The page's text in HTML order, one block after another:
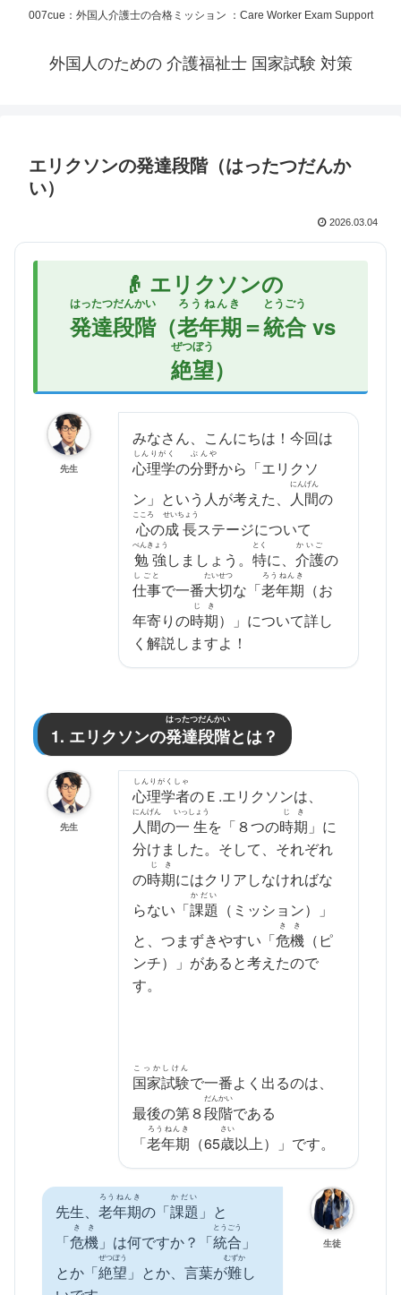
007cue：外国人介護士の合格ミッション ：Care Worker Exam Support
外国人のための 介護福祉士 国家試験 対策
エリクソンの発達段階（はったつだんか
い）
2026.03.04
👴 エリクソンの
発達段階
はったつだんかい
（老年期
ろうねんき
＝統合
とうごう
絶望
ぜつぼう
）
先生
みなさん、こんにちは！今回は
心理学
しんりがく
の分野
ぶんや
から「エリクソ
ン」という人が考えた、 人間
にんげん
の
心
こころ
の成長
せいちょう
ステージについて
勉強
べんきょう
しましょう。 特
とく
に、 介護
かいご
の
仕事
しごと
で一番大切
たいせつ
な「老年期
ろうねんき
（お
年寄りの時期
じき
）」について詳し
く解説しますよ！
1. エリクソンの発達段階
はったつだんかい
とは？
先生
心理学者
しんりがくしゃ
のＥ.エリクソンは、
人間
にんげん
の一生
いっしょう
を「８つの時期
じき
」に
分けました。そして、それぞれ
の時期
じき
にはクリアしなければな
らない「課題
かだい
（ミッション）」
と、つまずきやすい「危機
きき
（ピ
ンチ）」があると考えたので
す。
国家試験
こっかしけん
で一番よく出るのは、
最後の第８段階
だんかい
である
「老年期
ろうねんき
（65歳
さい
以上）」です。
生徒
先生、 老年期
ろうねんき
の「課題
かだい
」と
「危機
きき
」は何ですか？「統合
とうごう
」
とか「絶望
ぜつぼう
」とか、言葉が難
むずか
し